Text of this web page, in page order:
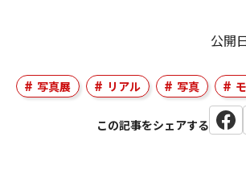
公開
写真展 リアル 写真